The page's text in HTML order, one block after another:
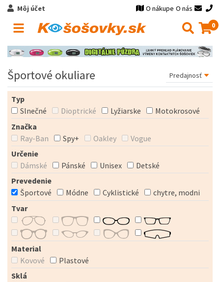
Môj účet O nákupe O nás
0
Športové okuliare
Typ
Slnečné
Dioptrické Lyžiarske
Motokrosové
Značka
Ray-Ban
Spy+ Oakley
Vogue
Určenie
Dámské
Pánské Unisex
Detské
Prevedenie
Športové
Módne Cyklistické
chytre, modni
Tvar
Material
Kovové
Plastové
Sklá